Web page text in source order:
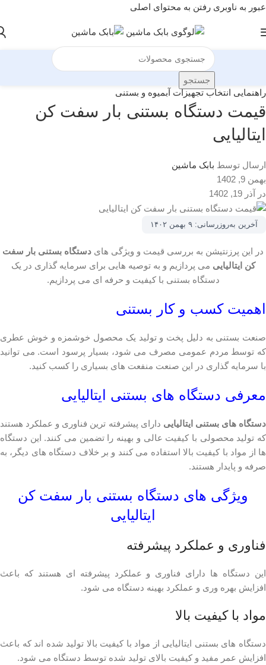
عبور به ناوبری رفتن به محتوای اصلی
جستجو
راهنمایی انتخاب تجهیزات آبمیوه و بستنی
قیمت دستگاه بستنی بار سفت کن
ایتالیایی
ارسال توسط بابک ماشین
بهمن 9, 1402
در آذر 19, 1402
آخرین به‌روزرسانی: ۹ بهمن ۱۴۰۲
در این پرزنتیشن به بررسی قیمت و ویژگی های دستگاه بستنی بار سفت
کن ایتالیایی می پردازیم و به توصیه هایی برای سرمایه گذاری در یک
دستگاه بستنی با کیفیت و حرفه ای می پردازیم.
اهمیت کسب و کار بستنی
صنعت بستنی به دلیل پخت و تولید یک محصول خوشمزه و خوش عطری
که توسط مردم عمومی مصرف می شود، بسیار پرسود است. می توانید
با سرمایه گذاری در این صنعت منفعت های بسیاری را کسب کنید.
معرفی دستگاه های بستنی ایتالیایی
دستگاه های بستنی ایتالیایی دارای پیشرفته ترین فناوری و عملکرد هستند
که تولید محصولی با کیفیت عالی و بهینه را تضمین می کنند. این دستگاه
ها از مواد با کیفیت بالا استفاده می کنند و بر خلاف دستگاه های دیگر، به
صرفه و پایدار هستند.
ویژگی های دستگاه بستنی بار سفت کن
ایتالیایی
فناوری و عملکرد پیشرفته
این دستگاه ها دارای فناوری و عملکرد پیشرفته ای هستند که باعث
افزایش بهره وری و عملکرد بهینه دستگاه می شود.
مواد با کیفیت بالا
دستگاه های بستنی ایتالیایی از مواد با کیفیت بالا تولید شده اند که باعث
افزایش عمر مفید و کیفیت بالای تولید شده توسط دستگاه می شود.